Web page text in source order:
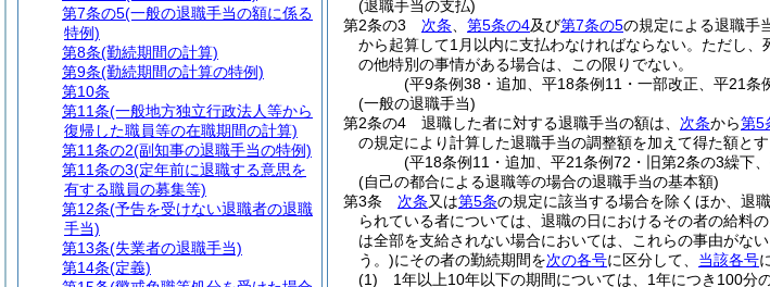
(退職手当の支払)
第2条の3
次条 第5条の4及び第7条の5の規定による退職手
から起算して1月以内に支払わなければならない。 ただし、
の他特別の事情がある場合は、この限りでない。
(平9条例38・追加、平18条例11・一部改正、平21条
(一般の退職手当)
第2条の4
退職した者に対する退職手当の額は、 次条から第5
の規定により計算した退職手当の調整額を加えて得た額とす
(平18条例11・追加、平21条例72・旧第2条の3繰下
(自己の都合による退職等の場合の退職手当の基本額)
第3条
次条又は第5条の規定に該当する場合を除くほか、退
られている者については、退職の日におけるその者の給料
は全部を支給されない場合においては、これらの事由がな
う。)にその者の勤続期間を次の各号に区分して、 当該各号
(1)
1年以上10年以下の期間については、1年につき100分
第7条の5(一般の退職手当の額に係る
特例)
第8条(勤続期間の計算)
第9条(勤続期間の計算の特例)
第10条
第11条(一般地方独立行政法人等から
復帰した職員等の在職期間の計算)
第11条の2(副知事の退職手当の特例)
第11条の3(定年前に退職する意思を
有する職員の募集等)
第12条(予告を受けない退職者の退職
手当)
第13条(失業者の退職手当)
第14条(定義)